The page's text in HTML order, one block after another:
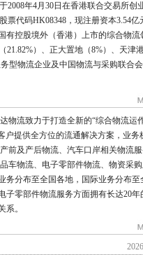
2008年4月30日在香港联合交易所创
票代码HK08348，现注册资本3.54亿
有控股境外（香港）上市的综合物流
21.82%）、正大置地（8%）、天津
型物流企业及中国物流与采购联合
物流致力于打造全新的“综合物流运
户提供全方位的流通解决方案，业务
前及产后物流、汽车口岸相关物流
车物流、电子零部件物流、物资采
务分布至全国各地，国际业务分布至
子零部件物流服务方面拥有长达20年
系。